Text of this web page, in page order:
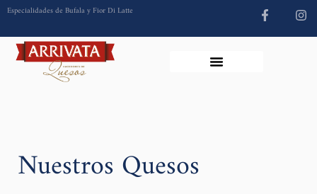
Especialidades de Bufala y Fior Di Latte
Nuestros Quesos